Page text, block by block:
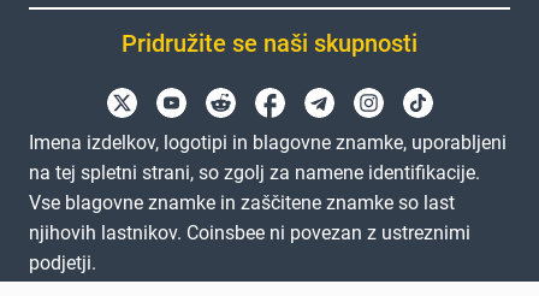
Pridružite se naši skupnosti
Imena izdelkov, logotipi in blagovne znamke, uporabljeni
na tej spletni strani, so zgolj za namene identifikacije.
Vse blagovne znamke in zaščitene znamke so last
njihovih lastnikov. Coinsbee ni povezan z ustreznimi
podjetji.